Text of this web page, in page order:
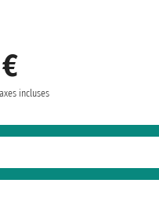
incluses